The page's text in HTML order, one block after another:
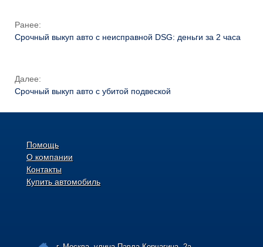
Ранее:
Срочный выкуп авто с неисправной DSG: деньги за 2 часа
Далее:
Срочный выкуп авто с убитой подвеской
Помощь
О компании
Контакты
Купить автомобиль